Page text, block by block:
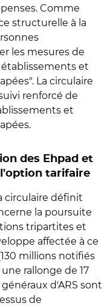
Comme
structurelle à la
les mesures de
et
La circulaire
renforcé de
et
des Ehpad et
tarifaire
circulaire définit
la poursuite
tripartites et
affectée à ce
millions notifiés
rallonge de 17
d'ARS sont
de